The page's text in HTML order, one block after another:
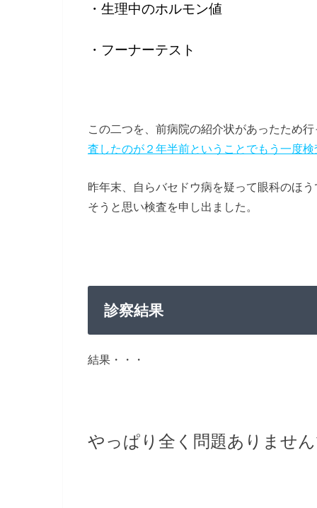
・生理中のホルモン値
・フーナーテスト
この二つを、前病院の紹介状があったため
査したのが２年半前ということでもう一度
昨年末、自らバセドウ病を疑って眼科のほ
そうと思い検査を申し出ました。
診察結果
結果・・・
やっぱり全く問題ありませ